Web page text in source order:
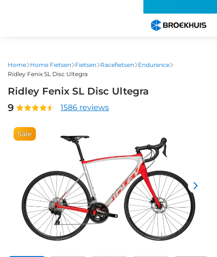
gaan
Home Home Fietsen Fietsen Racefietsen
Endurance
Ridley Fenix SL Disc Ultegra
Ridley Fenix SL Disc Ultegra
9
1586 reviews
Sale